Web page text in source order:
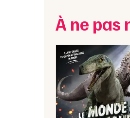
À ne pas